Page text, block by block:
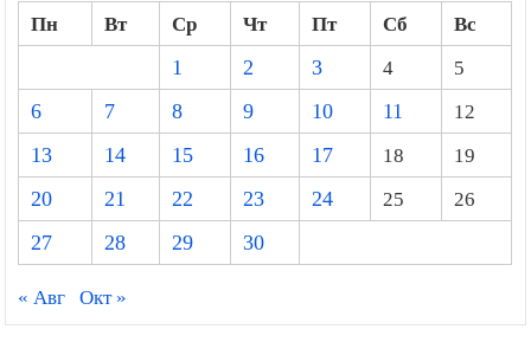
Пн Вт Ср Чт Пт Сб
Вс
1
2 3 4
5
6
7 8 9 10 11
12
13
14 15 16 17 18
19
20
21 22 23 24 25
26
27
28 29 30
« Авг Окт »